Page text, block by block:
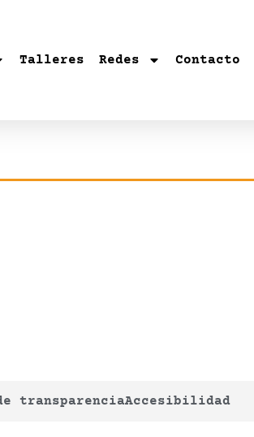
Talleres Redes Contacto
transparenciaAccesibilidad